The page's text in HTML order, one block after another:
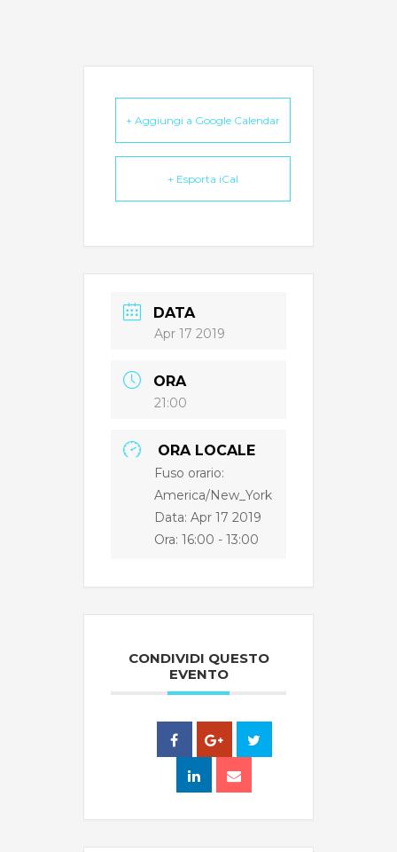
+ Aggiungi a Google Calendar
+ Esporta iCal
DATA
Apr 17 2019
ORA
21:00
ORA LOCALE
Fuso orario:
America/New_York
Data: Apr 17 2019
Ora: 16:00 - 13:00
CONDIVIDI QUESTO
EVENTO